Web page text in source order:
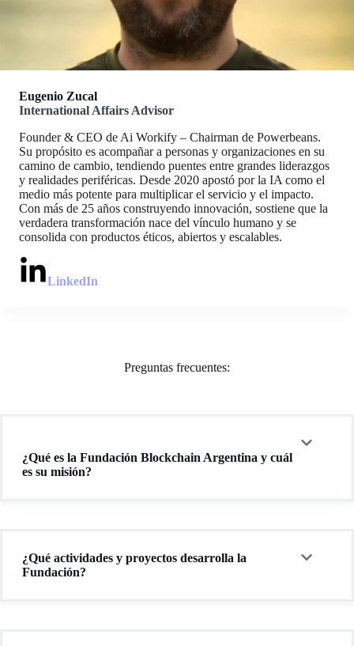
Eugenio Zucal
International Affairs Advisor
Founder & CEO de Ai Workify – Chairman de Powerbeans.
Su propósito es acompañar a personas y organizaciones en su
camino de cambio, tendiendo puentes entre grandes liderazgos
y realidades periféricas. Desde 2020 apostó por la IA como el
medio más potente para multiplicar el servicio y el impacto.
Con más de 25 años construyendo innovación, sostiene que la
verdadera transformación nace del vínculo humano y se
consolida con productos éticos, abiertos y escalables.
LinkedIn
Preguntas frecuentes:
¿Qué es la Fundación Blockchain Argentina y cuál
es su misión?
¿Qué actividades y proyectos desarrolla la
Fundación?